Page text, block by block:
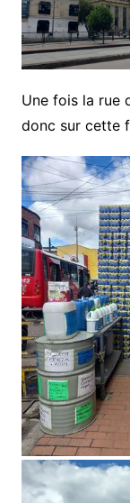
Une fois la rue
donc sur cette